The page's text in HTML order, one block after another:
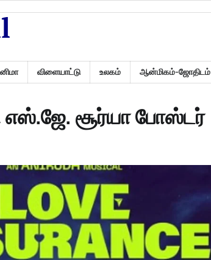
விளையாட்டு உலகம் ஆன்மிகம்-ஜோதிடம்
சூர்யா போஸ்டர்